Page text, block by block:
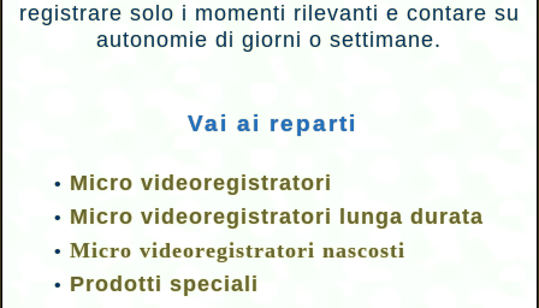
registrare solo i momenti rilevanti e contare su
autonomie di giorni o settimane.
Vai ai reparti
• Micro videoregistratori
• Micro videoregistratori lunga durata
• Micro videoregistratori nascosti
• Prodotti speciali